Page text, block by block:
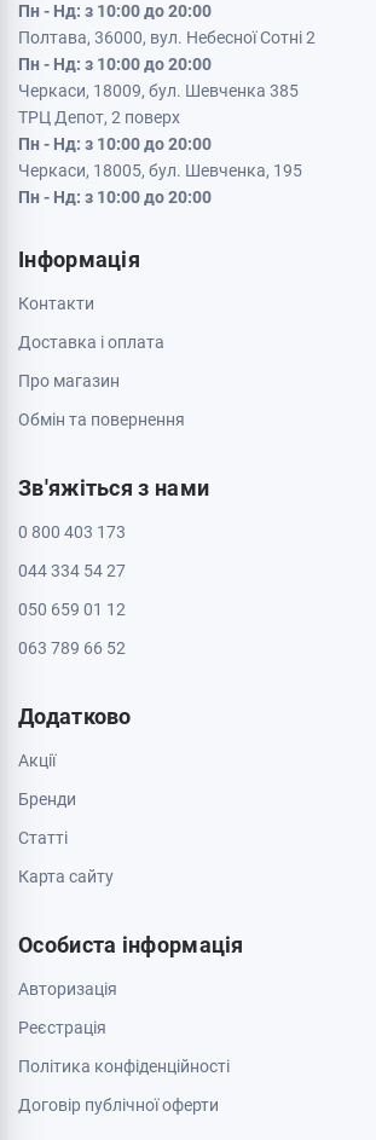
Кременчук, 39600, вул. Соборна 9/16
Пн - Нд: з 10:00 до 20:00
Кривий Ріг, 50000, проспект Металургів 33
Кропивницький, 25006, вул. Велика
Полтава, 36000, вул. Небесної Сотні 2
Пн - Нд: з 10:00 до 20:00
ТРЦ Депот, 2 поверх
Черкаси, 18005, бул. Шевченка, 195
Інформація
Контакти
Доставка і оплата
Обмін та повернення
Зв'яжіться з нами
0 800 403 173
044 334 54 27
063 789 66 52
Додатково
Акції
Бренди